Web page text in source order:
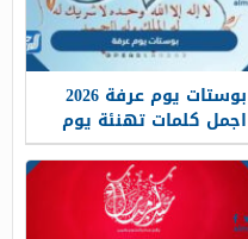
بوستات يوم عرفة 2026
اجمل كلمات تهنئة يوم
عرفة 1448